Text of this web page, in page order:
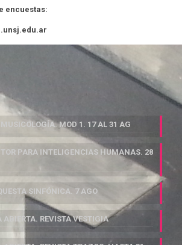
encuestas:
MUSICOLOGÍA. MOD 1. 17 AL 31 AG
PARA INTELIGENCIAS HUMANAS. 28
SINFÓNICA. 7 AGO
ABIERTA. REVISTA VESTIGIA